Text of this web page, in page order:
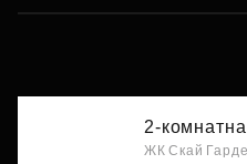
2-
ЖК Скай